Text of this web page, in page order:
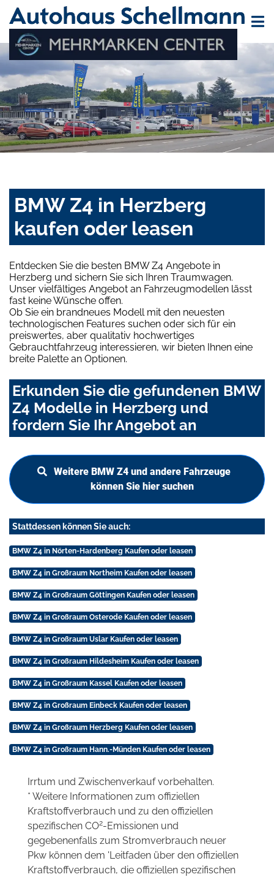
BMW Z4 in Herzberg
kaufen oder leasen
Entdecken Sie die besten BMW Z4 Angebote in
Herzberg und sichern Sie sich Ihren Traumwagen.
Unser vielfältiges Angebot an Fahrzeugmodellen lässt
fast keine Wünsche offen.
Ob Sie ein brandneues Modell mit den neuesten
technologischen Features suchen oder sich für ein
preiswertes, aber qualitativ hochwertiges
Gebrauchtfahrzeug interessieren, wir bieten Ihnen eine
breite Palette an Optionen.
Erkunden Sie die gefundenen BMW
Z4 Modelle in Herzberg und
fordern Sie Ihr Angebot an
Weitere BMW Z4 und andere Fahrzeuge
können Sie hier suchen
Stattdessen können Sie auch:
BMW Z4 in Nörten-Hardenberg Kaufen oder leasen
BMW Z4 in Großraum Northeim Kaufen oder leasen
BMW Z4 in Großraum Göttingen Kaufen oder leasen
BMW Z4 in Großraum Osterode Kaufen oder leasen
BMW Z4 in Großraum Uslar Kaufen oder leasen
BMW Z4 in Großraum Hildesheim Kaufen oder leasen
BMW Z4 in Großraum Kassel Kaufen oder leasen
BMW Z4 in Großraum Einbeck Kaufen oder leasen
BMW Z4 in Großraum Herzberg Kaufen oder leasen
BMW Z4 in Großraum Hann.-Münden Kaufen oder leasen
Irrtum und Zwischenverkauf vorbehalten.
* Weitere Informationen zum offiziellen
Kraftstoffverbrauch und zu den offiziellen
spezifischen CO2-Emissionen und
gegebenenfalls zum Stromverbrauch neuer
Pkw können dem 'Leitfaden über den offiziellen
Kraftstoffverbrauch, die offiziellen spezifischen